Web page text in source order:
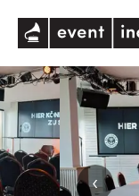
‹